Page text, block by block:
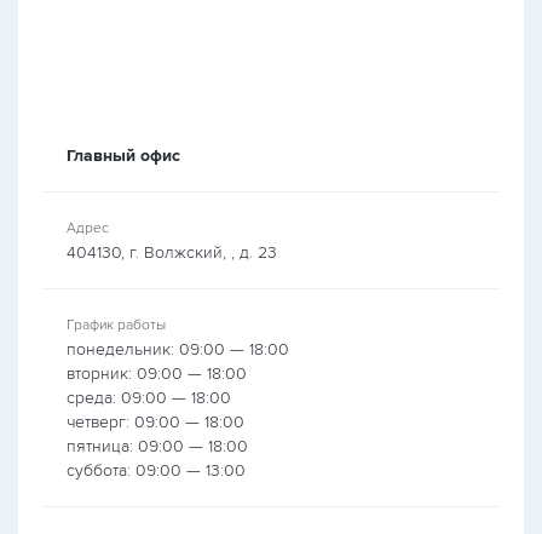
Главный офис
Адрес
404130, г. Волжский, , д. 23
График работы
понедельник: 09:00 — 18:00
вторник: 09:00 — 18:00
среда: 09:00 — 18:00
четверг: 09:00 — 18:00
пятница: 09:00 — 18:00
суббота: 09:00 — 13:00